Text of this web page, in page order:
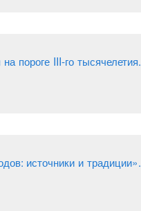
пороге III-го тысячелетия.
источники и традиции».